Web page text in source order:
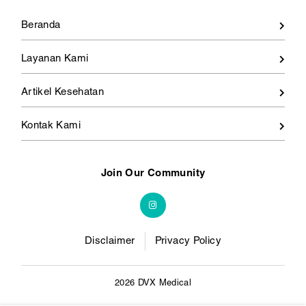
Beranda
Layanan Kami
Artikel Kesehatan
Kontak Kami
Join Our Community
Disclaimer Privacy Policy
2026 DVX Medical